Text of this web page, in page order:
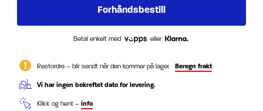
Betal enkelt med eller
Restordre – blir sendt når den kommer på lager. Beregn frakt
Vi har ingen bekreftet dato for levering.
Klikk og hent – info